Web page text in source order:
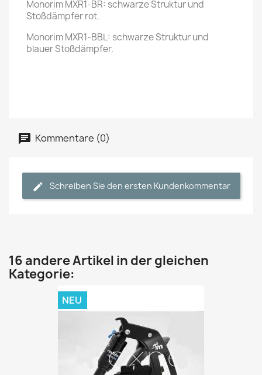
Monorim MXR1-BR: schwarze Struktur und
Stoßdämpfer rot.
Monorim MXR1-BBL: schwarze Struktur und
blauer Stoßdämpfer.
Kommentare (0)
Schreiben Sie den ersten Kundenkommentar
16 andere Artikel in der gleichen
Kategorie:
NEU